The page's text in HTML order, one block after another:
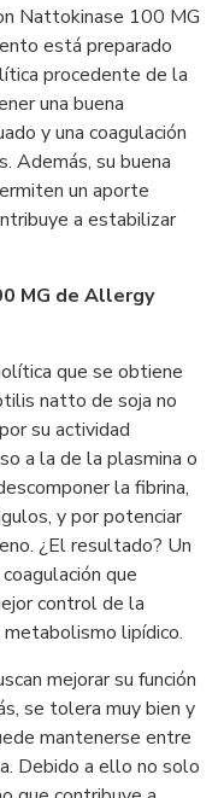
Nattokinase 100 MG
está preparado
procedente de la
una buena
y una coagulación
Además, su buena
un aporte
a estabilizar
MG de Allergy
que se obtiene
natto de soja no
su actividad
a la de la plasmina o
la fibrina,
y por potenciar
¿El resultado? Un
que
control de la
lipídico.
mejorar su función
se tolera muy bien y
mantenerse entre
Debido a ello no solo